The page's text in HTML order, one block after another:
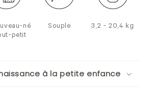
né
petit
Souple 3,2 - 20,4 kg
à la petite enfance